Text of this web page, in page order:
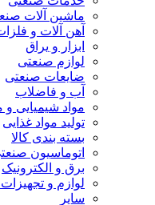
ماشین آلات
آهن آلات و
ابزار و یراق
لوازم صنعتی
ضایعات صنعتی
آب و فاضلاب
مواد شیمیایی و
تولید مواد غذایی
بسته بندی کالا
اتوماسیون
برق و الکترونیک
لوازم و
سایر